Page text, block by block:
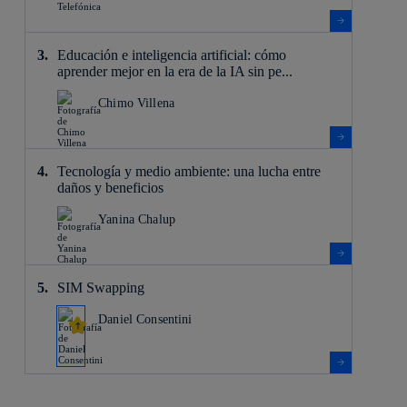
Educación e inteligencia artificial: cómo
aprender mejor en la era de la IA sin pe...
Chimo Villena
Tecnología y medio ambiente: una lucha entre
daños y beneficios
Yanina Chalup
SIM Swapping
Daniel Consentini